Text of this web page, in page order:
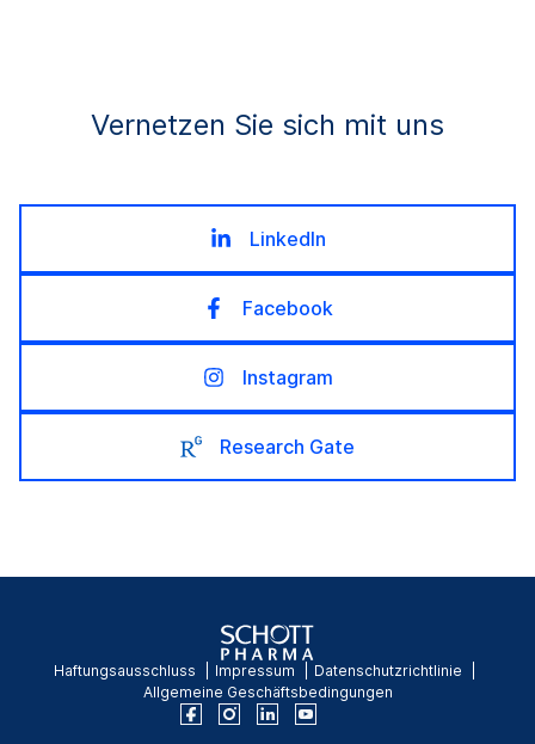
Vernetzen Sie sich mit uns
LinkedIn
Facebook
Instagram
Research Gate
Haftungsausschluss Impressum
Datenschutzrichtlinie
Allgemeine Geschäftsbedingungen